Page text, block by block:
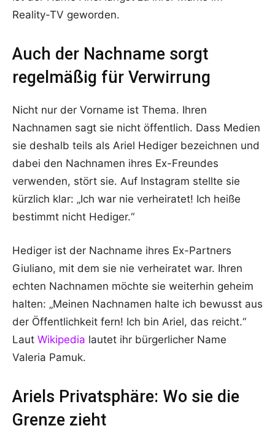
Reality-TV geworden.
Auch der Nachname sorgt
regelmäßig für Verwirrung
Nicht nur der Vorname ist Thema. Ihren
Nachnamen sagt sie nicht öffentlich. Dass Medien
sie deshalb teils als Ariel Hediger bezeichnen und
dabei den Nachnamen ihres Ex-Freundes
verwenden, stört sie. Auf Instagram stellte sie
kürzlich klar: „Ich war nie verheiratet! Ich heiße
bestimmt nicht Hediger.“
Hediger ist der Nachname ihres Ex-Partners
Giuliano, mit dem sie nie verheiratet war. Ihren
echten Nachnamen möchte sie weiterhin geheim
halten: „Meinen Nachnamen halte ich bewusst aus
der Öffentlichkeit fern! Ich bin Ariel, das reicht.“
Laut Wikipedia lautet ihr bürgerlicher Name
Valeria Pamuk.
Ariels Privatsphäre: Wo sie die
Grenze zieht